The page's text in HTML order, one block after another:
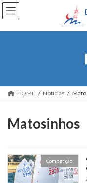
Skip
to
the
Skip
to
the
HOME Notícias
Matosinhos
Competição